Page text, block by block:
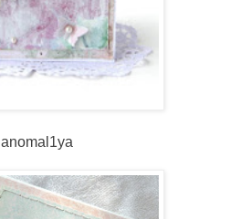
anomal1ya